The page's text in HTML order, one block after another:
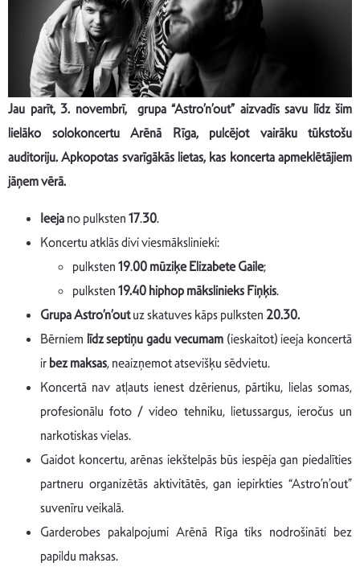
Jau parīt, 3. novembrī, grupa “Astro’n’out” aizvadīs savu līdz šim
lielāko solokoncertu Arēnā Rīga, pulcējot vairāku tūkstošu
auditoriju. Apkopotas svarīgākās lietas, kas koncerta apmeklētājiem
jāņem vērā.
Ieejano pulksten17.30.
Koncertu atklās divi viesmākslinieki:
pulksten19.00 mūziķe Elizabete Gaile;
pulksten19.40 hiphop mākslinieks Fiņķis.
Grupa Astro’n’outuz skatuves kāps pulksten 20.30.
Bērniem līdz septiņu gadu vecumam(ieskaitot) ieeja koncertā
irbez maksas, neaizņemot atsevišķu sēdvietu.
Koncertā nav atļauts ienest dzērienus, pārtiku, lielas somas,
profesionālu foto / video tehniku, lietussargus, ieročus un
narkotiskas vielas.
Gaidot koncertu, arēnas iekštelpās būs iespēja gan piedalīties
partneru organizētās aktivitātēs, gan iepirkties “Astro’n’out”
suvenīru veikalā.
Garderobes pakalpojumi Arēnā Rīga tiks nodrošināti bez
papildu maksas.